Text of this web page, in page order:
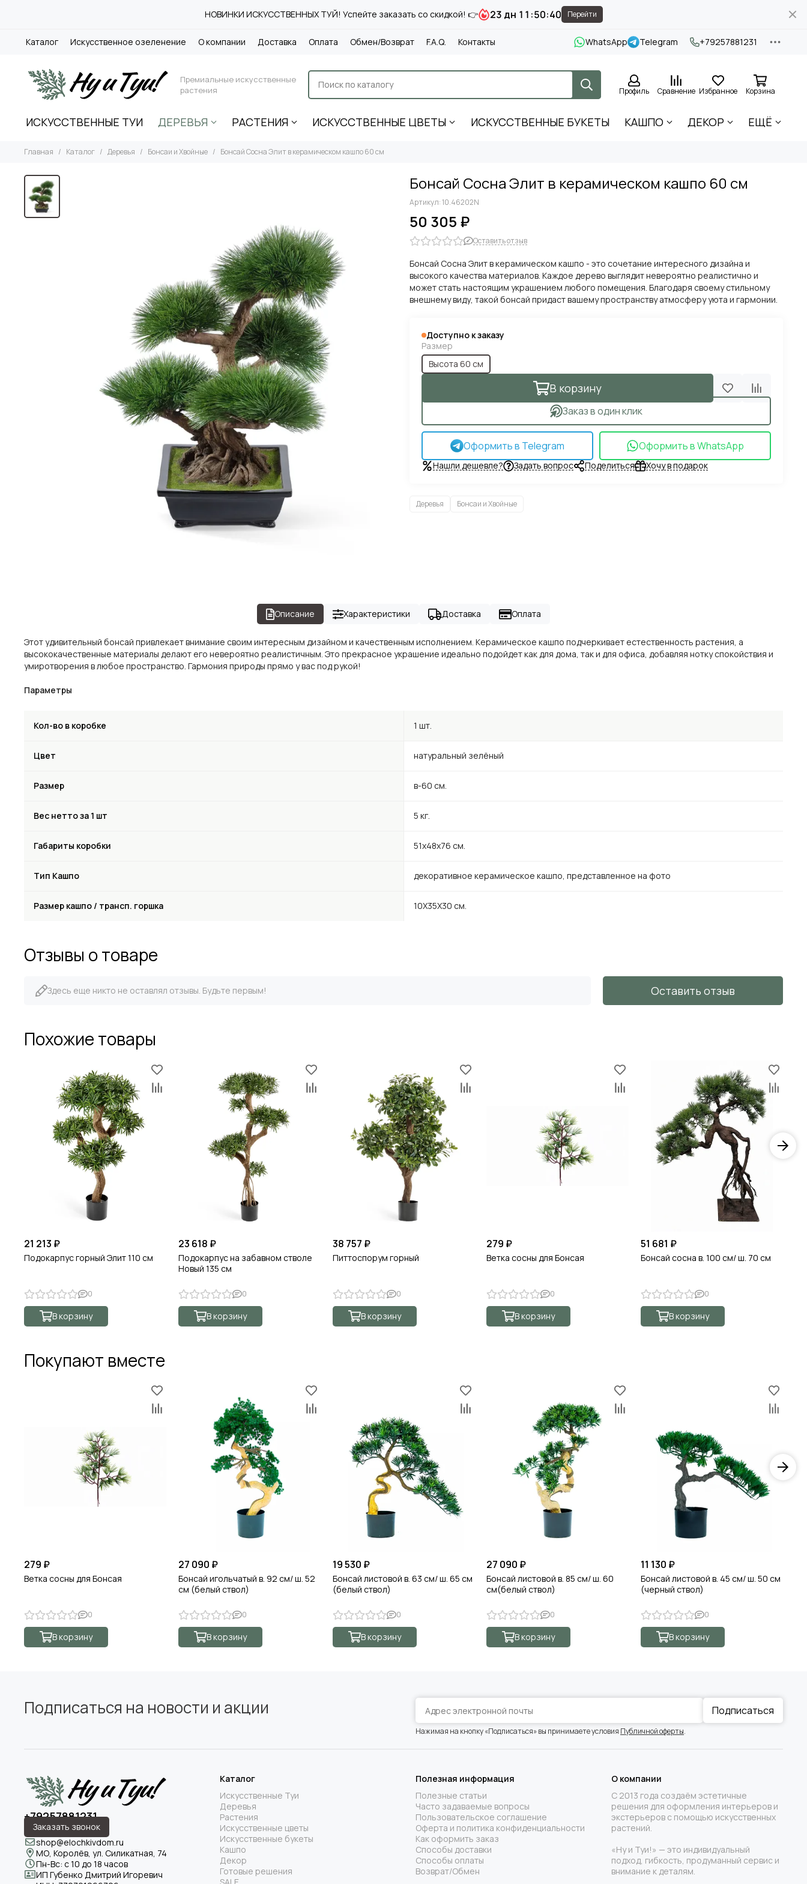
НОВИНКИ ИСКУССТВЕННЫХ ТУЙ! Успейте заказать со скидкой! 👉 23 дн 11:50:39 Перейти
Каталог Искусственное озеленение О компании Доставка Оплата Обмен/Возврат F.A.Q. Контакты WhatsApp Telegram +79257881231
Премиальные искусственные
растения
Профиль Сравнение Избранное Корзина
ИСКУССТВЕННЫЕ ТУИ ДЕРЕВЬЯ РАСТЕНИЯ ИСКУССТВЕННЫЕ ЦВЕТЫ ИСКУССТВЕННЫЕ БУКЕТЫ КАШПО ДЕКОР ЕЩЁ
Главная Каталог Деревья Бонсаи и Хвойные Бонсай Сосна Элит в керамическом кашпо 60 см
Бонсай Сосна Элит в керамическом кашпо 60 см
Артикул:10.46202N
50 305 ₽
Оставить отзыв
Бонсай Сосна Элит в керамическом кашпо - это сочетание интересного дизайна и
высокого качества материалов. Каждое дерево выглядит невероятно реалистично и
может стать настоящим украшением любого помещения. Благодаря своему стильному
внешнему виду, такой бонсай придаст вашему пространству атмосферу уюта и гармонии.
Доступно к заказу
Размер
Высота 60 см
В корзину
Заказ в один клик
Оформить в Telegram Оформить в WhatsApp
Нашли дешевле? Задать вопрос Поделиться Хочу в подарок
Деревья Бонсаи и Хвойные
Описание Характеристики Доставка Оплата
Этот удивительный бонсай привлекает внимание своим интересным дизайном и качественным исполнением. Керамическое кашпо подчеркивает естественность растения, а
высококачественные материалы делают его невероятно реалистичным. Это прекрасное украшение идеально подойдет как для дома, так и для офиса, добавляя нотку спокойствия и
умиротворения в любое пространство. Гармония природы прямо у вас под рукой!
Параметры
Кол-во в коробке 1 шт.
Цвет натуральный зелёный
Размер в-60 см.
Вес нетто за 1 шт 5 кг.
Габариты коробки 51х48х76 см.
Тип Кашпо декоративное керамическое кашпо, представленное на фото
Размер кашпо / трансп. горшка 10Х35Х30 см.
Отзывы о товаре
Здесь еще никто не оставлял отзывы. Будьте первым! Оставить отзыв
Похожие товары
21 213 ₽
Подокарпус горный Элит 110 см
0
В корзину
23 618 ₽
Подокарпус на забавном стволе
Новый 135 см
0
В корзину
38 757 ₽
Питтоспорум горный
0
В корзину
279 ₽
Ветка сосны для Бонсая
0
В корзину
51 681 ₽
Бонсай сосна в. 100 см/ ш. 70 см
0
В корзину
Покупают вместе
279 ₽
Ветка сосны для Бонсая
0
В корзину
27 090 ₽
Бонсай игольчатый в. 92 см/ ш. 52
см (белый ствол)
0
В корзину
19 530 ₽
Бонсай листовой в. 63 см/ ш. 65 см
(белый ствол)
0
В корзину
27 090 ₽
Бонсай листовой в. 85 см/ ш. 60
см(белый ствол)
0
В корзину
11 130 ₽
Бонсай листовой в. 45 см/ ш. 50 см
(черный ствол)
0
В корзину
Подписаться на новости и акции Подписаться
Нажимая на кнопку «Подписаться» вы принимаете условия Публичной оферты.
+79257881231
Заказать звонок
shop@elochkivdom.ru
МО, Королёв, ул. Силикатная, 74
Пн-Вс: с 10 до 18 часов
ИП Губенко Дмитрий Игоревич
Каталог
Искусственные Туи
Деревья
Растения
Искусственные цветы
Искусственные букеты
Кашпо
Декор
Готовые решения
Полезная информация
Полезные статьи
Часто задаваемые вопросы
Пользовательское соглашение
Оферта и политика конфиденциальности
Как оформить заказ
Способы доставки
Способы оплаты
Возврат/Обмен
О компании
С 2013 года создаём эстетичные
решения для оформления интерьеров и
экстерьеров с помощью искусственных
растений.
«Ну и Туи!» — это индивидуальный
подход, гибкость, продуманный сервис и
внимание к деталям.